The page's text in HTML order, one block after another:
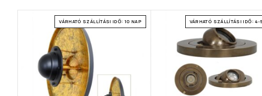
VÁRHATÓ SZÁLLÍTÁSI IDŐ: 10 NAP VÁRHATÓ SZÁLLÍTÁSI IDŐ: 4-